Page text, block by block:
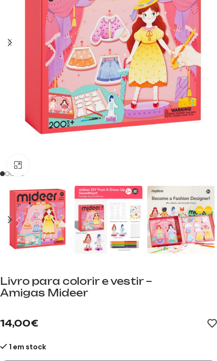
Livro para colorir e vestir –
Amigas Mideer
14,00€
1 em stock